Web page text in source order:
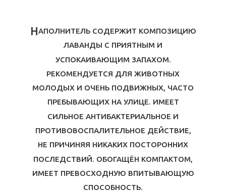
НАПОЛНИТЕЛЬ СОДЕРЖИТ КОМПОЗИЦИЮ
ЛАВАНДЫ С ПРИЯТНЫМ И
УСПОКАИВАЮЩИМ ЗАПАХОМ.
РЕКОМЕНДУЕТСЯ ДЛЯ ЖИВОТНЫХ
МОЛОДЫХ И ОЧЕНЬ ПОДВИЖНЫХ, ЧАСТО
ПРЕБЫВАЮЩИХ НА УЛИЦЕ. ИМЕЕТ
СИЛЬНОЕ АНТИБАКТЕРИАЛЬНОЕ И
ПРОТИВОВОСПАЛИТЕЛЬНОЕ ДЕЙСТВИЕ,
НЕ ПРИЧИНЯЯ НИКАКИХ ПОСТОРОННИХ
ПОСЛЕДСТВИЙ. ОБОГАЩЁН КОМПАКТОМ,
ИМЕЕТ ПРЕВОСХОДНУЮ ВПИТЫВАЮЩУЮ
СПОСОБНОСТЬ.